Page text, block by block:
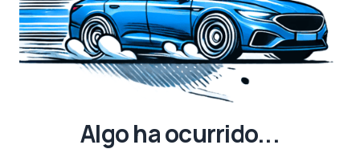
Algo ha ocurrido...